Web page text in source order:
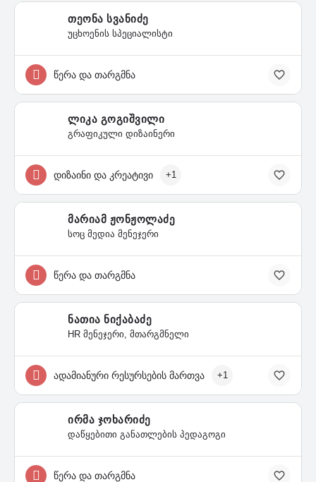
თეონა სვანიძე
უცხოენის სპეციალისტი
წერა და თარგმნა
ლიკა გოგიშვილი
გრაფიკული დიზაინერი
დიზაინი და კრეატივი +1
მარიამ ჟონჟოლაძე
სოც მედია მენეჯერი
წერა და თარგმნა
ნათია ნიქაბაძე
HR მენეჯერი, მთარგმნელი
ადამიანური რესურსების მართვა +1
ირმა ჯოხარიძე
დაწყებითი განათლების პედაგოგი
წერა და თარგმნა